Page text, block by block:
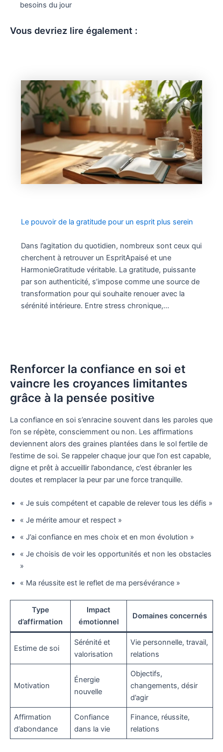
besoins du jour
Vous devriez lire également :
Le pouvoir de la gratitude pour un esprit plus serein
Dans l’agitation du quotidien, nombreux sont ceux qui
cherchent à retrouver un EspritApaisé et une
HarmonieGratitude véritable. La gratitude, puissante
par son authenticité, s’impose comme une source de
transformation pour qui souhaite renouer avec la
sérénité intérieure. Entre stress chronique,…
Renforcer la confiance en soi et
vaincre les croyances limitantes
grâce à la pensée positive
La confiance en soi s’enracine souvent dans les paroles que
l’on se répète, consciemment ou non. Les affirmations
deviennent alors des graines plantées dans le sol fertile de
l’estime de soi. Se rappeler chaque jour que l’on est capable,
digne et prêt à accueillir l’abondance, c’est ébranler les
doutes et remplacer la peur par une force tranquille.
« Je suis compétent et capable de relever tous les défis »
« Je mérite amour et respect »
« J’ai confiance en mes choix et en mon évolution »
« Je choisis de voir les opportunités et non les obstacles
»
« Ma réussite est le reflet de ma persévérance »
Type
d’affirmation
Impact
émotionnel
Domaines concernés
Estime de soi
Sérénité et
valorisation
Vie personnelle, travail,
relations
Motivation
Énergie
nouvelle
Objectifs,
changements, désir
d’agir
Affirmation
d’abondance
Confiance
dans la vie
Finance, réussite,
relations